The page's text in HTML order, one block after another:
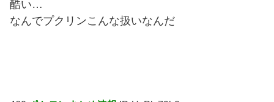
酷い…
なんでプクリンこんな扱いなんだ